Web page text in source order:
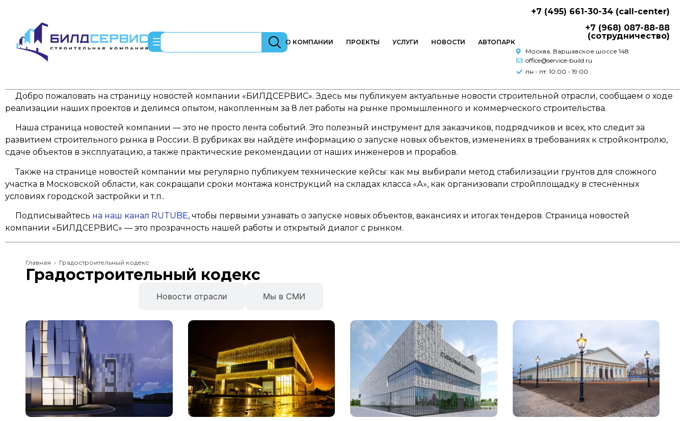
О КОМПАНИИ ПРОЕКТЫ УСЛУГИ НОВОСТИ АВТОПАРК
+7 (495) 661-30-34 (call-center)
+7 (968) 087-88-88
(сотрудничество)
Москва, Варшавское шоссе 148
office@service-build.ru
пн - пт: 10:00 - 19:00
Добро пожаловать на страницу новостей компании «БИЛДСЕРВИС». Здесь мы публикуем актуальные новости строительной отрасли, сообщаем о ходе
реализации наших проектов и делимся опытом, накопленным за 8 лет работы на рынке промышленного и коммерческого строительства.
Наша страница новостей компании — это не просто лента событий. Это полезный инструмент для заказчиков, подрядчиков и всех, кто следит за
развитием строительного рынка в России. В рубриках вы найдёте информацию о запуске новых объектов, изменениях в требованиях к стройконтролю,
сдаче объектов в эксплуатацию, а также практические рекомендации от наших инженеров и прорабов.
Также на странице новостей компании мы регулярно публикуем технические кейсы: как мы выбирали метод стабилизации грунтов для сложного
участка в Московской области, как сокращали сроки монтажа конструкций на складах класса «А», как организовали стройплощадку в стеснённых
условиях городской застройки и т.п..
Подписывайтесь на наш канал RUTUBE, чтобы первыми узнавать о запуске новых объектов, вакансиях и итогах тендеров. Страница новостей
компании «БИЛДСЕРВИС» — это прозрачность нашей работы и открытый диалог с рынком.
Главная › Градостроительный кодекс
Градостроительный кодекс
Новости отрасли Мы в СМИ